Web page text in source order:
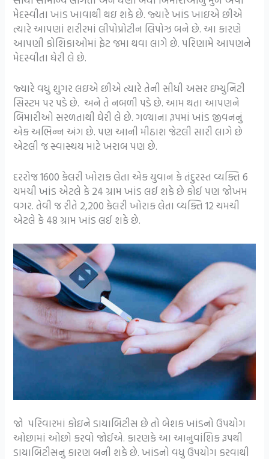
મેદસ્વીતા ખાંડ ખાવાથી થઇ શકે છે. જ્યારે ખાંડ ખાઇએ છીએ
ત્યારે આપણાં શરીરમાં લીપોપ્રોટીન લિપોઝ બને છે. આ કારણે
આપણી કોશિકાઓમાં ફેટ જમા થવા લાગે છે. પરિણામે આપણને
મેદસ્વીતા ઘેરી લે છે.
જ્યારે વધુ શુગર લઇએ છીએ ત્યારે તેની સીધી અસર ઇમ્યુનિટી
સિસ્ટમ પર પડે છે. અને તે નબળી પડે છે. આમ થતા આપણને
બિમારીઓ સરળતાથી ઘેરી લે છે. ગળ્યાના રૂપમાં ખાંડ જીવનનું
એક અભિન્ન અંગ છે. પણ આની મીઠાશ જેટલી સારી લાગે છે
એટલી જ સ્વાસ્થય માટે ખરાબ પણ છે.
દરરોજ 1600 કેલરી ખોરાક લેતા એક યુવાન કે તંદુરસ્ત વ્યક્તિ 6
ચમચી ખાંડ એટલે કે 24 ગ્રામ ખાંડ લઈ શકે છે કોઈ પણ જોખમ
વગર. તેવી જ રીતે 2,200 કેલરી ખોરાક લેતા વ્યક્તિ 12 ચમચી
એટલે કે 48 ગ્રામ ખાંડ લઈ શકે છે.
જો પરિવારમાં કોઇને ડાયાબિટીસ છે તો બેશક ખાંડનો ઉપયોગ
ઓછામાં ઓછો કરવો જોઈએ. કારણકે આ આનુવાંશિક રૂપથી
ડાયાબિટીસનુ કારણ બની શકે છે. ખાંડનો વધુ ઉપયોગ કરવાથી